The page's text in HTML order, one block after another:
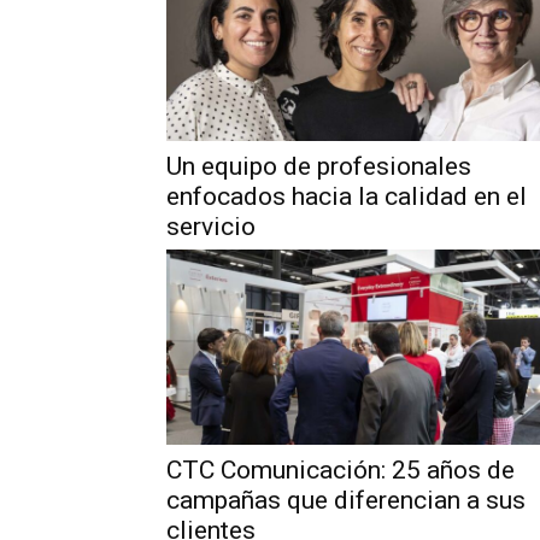
Un equipo de profesionales
enfocados hacia la calidad en el
servicio
CTC Comunicación: 25 años de
campañas que diferencian a sus
clientes